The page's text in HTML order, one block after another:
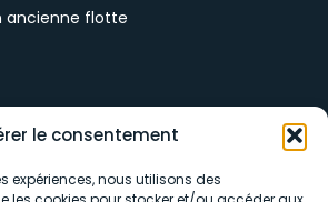
le consentement
expériences, nous utilisons des
ancienne flotte